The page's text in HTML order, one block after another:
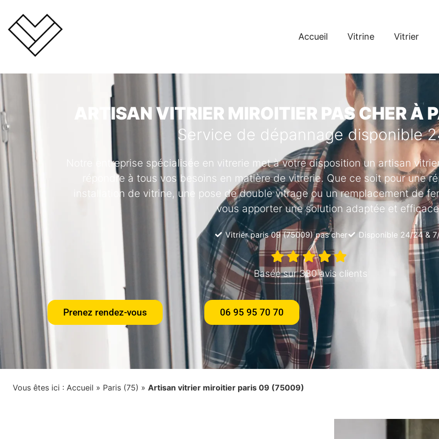
Accueil Vitrine Vitrier
ARTISAN VITRIER MIROITIER PAS CHER
Service de dépannage disponible
Notre entreprise spécialisée en vitrerie met à votre disposition un artisan
répondre à tous vos besoins en matière de vitrerie. Que ce soit pour une
installation de vitrine, une pose de double vitrage ou un remplacement de
vous apporter une solution adaptée et
Vitrier paris 09 (75009) pas cher Disponible 24/24 &
Basée sur 330 avis clients
Prenez rendez-vous 06 95 95 70 70
Vous êtes ici : Accueil » Paris (75) » Artisan vitrier miroitier paris 09 (75009)